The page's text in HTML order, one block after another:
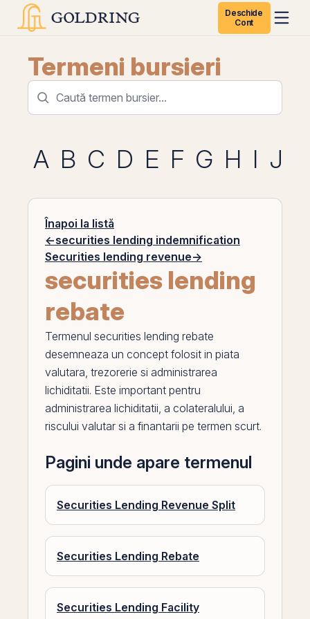
Deschide
Cont
Termeni bursieri
A B C D E F G H I J
Înapoi la listă
←securities lending indemnification
Securities lending revenue→
securities lending
rebate
Termenul securities lending rebate
desemneaza un concept folosit in piata
valutara, trezorerie si administrarea
lichiditatii. Este important pentru
administrarea lichiditatii, a colateralului, a
riscului valutar si a finantarii pe termen scurt.
Pagini unde apare termenul
Securities Lending Revenue Split
Securities Lending Rebate
Securities Lending Facility